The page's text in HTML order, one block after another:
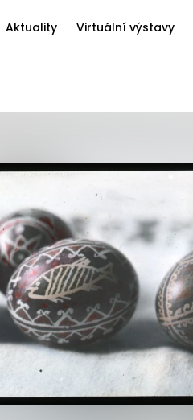
Aktuality Virtuální výstavy